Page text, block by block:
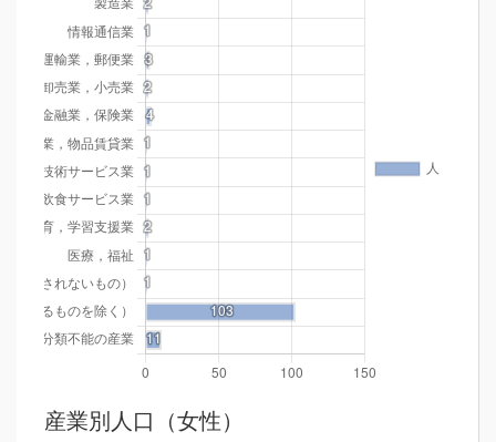
産業別人口（女性）